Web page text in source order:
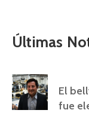
Últimas
El
fue